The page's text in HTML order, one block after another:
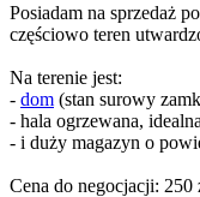
Posiadam na sprzedaż
częściowo teren
Na terenie jest:
- dom (stan surowy
- hala ogrzewana,
- i duży magazyn o
Cena do negocjacji: 250